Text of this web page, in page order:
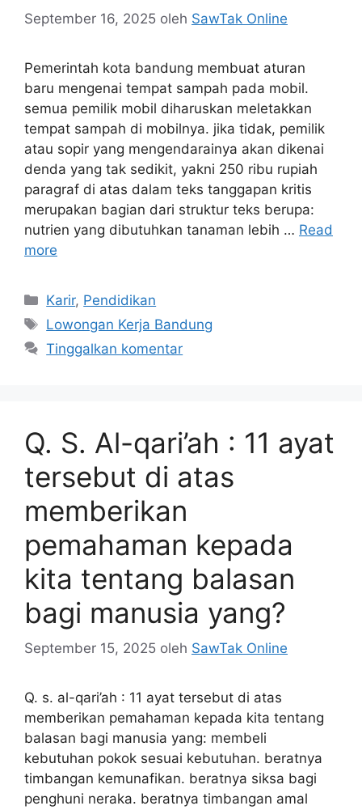
September 16, 2025 oleh SawTak Online
Pemerintah kota bandung membuat aturan
baru mengenai tempat sampah pada mobil.
semua pemilik mobil diharuskan meletakkan
tempat sampah di mobilnya. jika tidak, pemilik
atau sopir yang mengendarainya akan dikenai
denda yang tak sedikit, yakni 250 ribu rupiah
paragraf di atas dalam teks tanggapan kritis
merupakan bagian dari struktur teks berupa:
nutrien yang dibutuhkan tanaman lebih … Read
more
Kategori
Karir, Pendidikan
Tag
Lowongan Kerja Bandung
Tinggalkan komentar
Q. S. Al-qari’ah : 11 ayat
tersebut di atas
memberikan
pemahaman kepada
kita tentang balasan
bagi manusia yang?
September 15, 2025 oleh SawTak Online
Q. s. al-qari’ah : 11 ayat tersebut di atas
memberikan pemahaman kepada kita tentang
balasan bagi manusia yang: membeli
kebutuhan pokok sesuai kebutuhan. beratnya
timbangan kemunafikan. beratnya siksa bagi
penghuni neraka. beratnya timbangan amal